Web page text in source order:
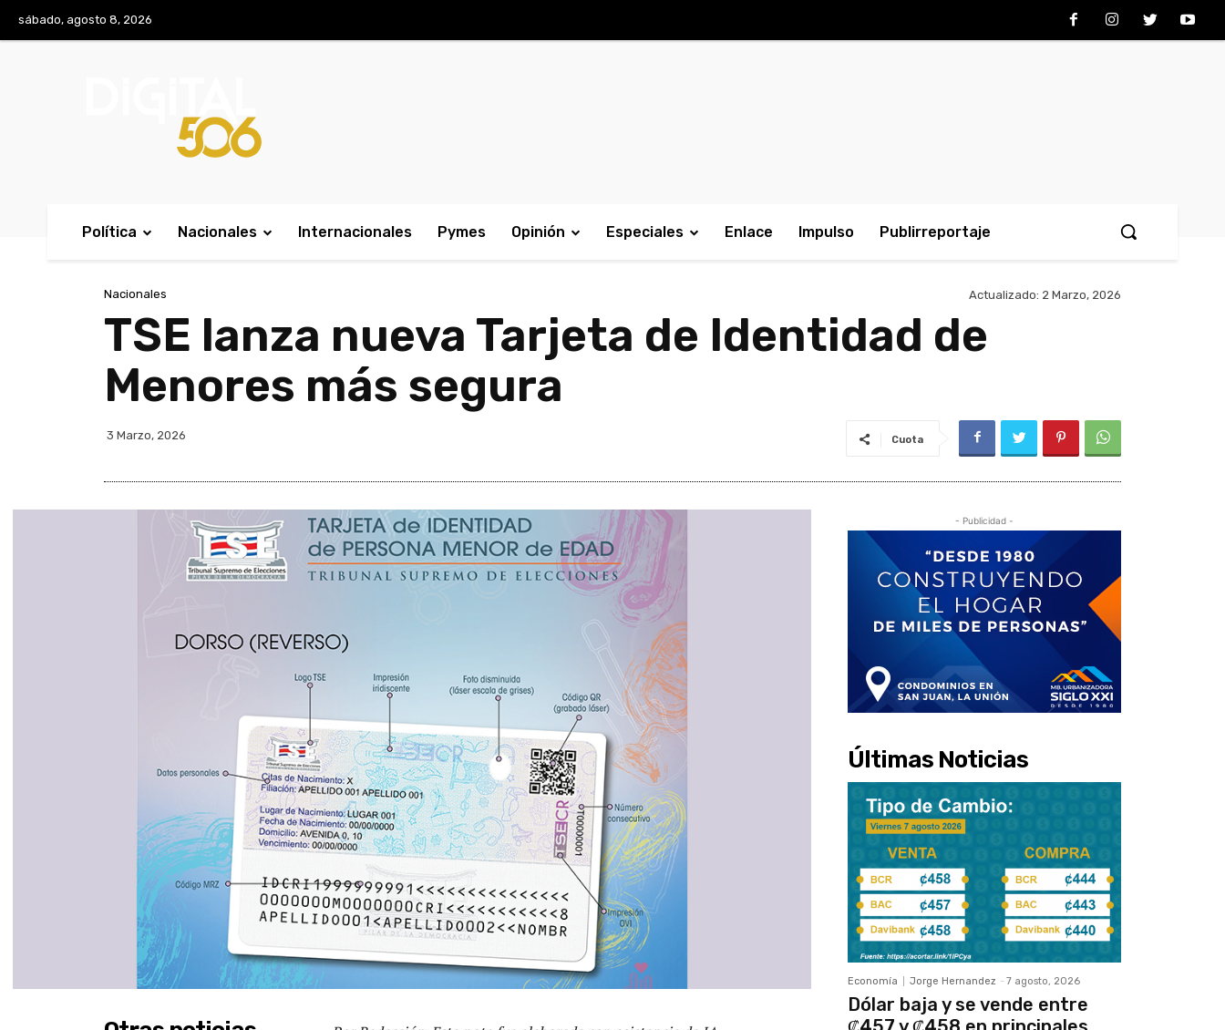
sábado, agosto 8, 2026
Política Nacionales Internacionales Pymes Opinión Especiales Enlace Impulso Publirreportaje
Nacionales Actualizado: 2 Marzo, 2026
TSE lanza nueva Tarjeta de Identidad de
Menores más segura
3 Marzo, 2026 Cuota
- Publicidad -
Últimas Noticias
Economía Jorge Hernandez - 7 agosto, 2026
Dólar baja y se vende entre